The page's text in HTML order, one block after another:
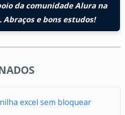
da comunidade Alura na
Abraços e bons estudos!
excel sem bloquear